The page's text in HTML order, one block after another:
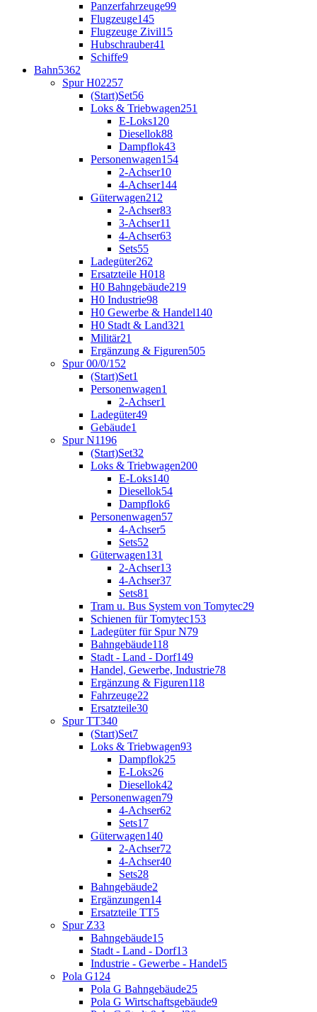
Panzerfahrzeuge99
Flugzeuge145
Flugzeuge Zivil15
Hubschrauber41
Schiffe9
Bahn5362
Spur H02257
(Start)Set56
Loks & Triebwagen251
E-Loks120
Diesellok88
Dampflok43
Personenwagen154
2-Achser10
4-Achser144
Güterwagen212
2-Achser83
3-Achser11
4-Achser63
Sets55
Ladegüter262
Ersatzteile H018
H0 Bahngebäude219
H0 Industrie98
H0 Gewerbe & Handel140
H0 Stadt & Land321
Militär21
Ergänzung & Figuren505
Spur 00/0/1 52
(Start)Set1
Personenwagen1
2-Achser1
Ladegüter49
Gebäude1
Spur N1196
(Start)Set32
Loks & Triebwagen200
E-Loks140
Diesellok54
Dampflok6
Personenwagen57
4-Achser5
Sets52
Güterwagen131
2-Achser13
4-Achser37
Sets81
Tram u. Bus System von Tomytec29
Schienen für Tomytec153
Ladegüter für Spur N79
Bahngebäude118
Stadt - Land - Dorf149
Handel, Gewerbe, Industrie78
Ergänzung & Figuren118
Fahrzeuge22
Ersatzteile30
Spur TT340
(Start)Set7
Loks & Triebwagen93
Dampflok25
E-Loks26
Diesellok42
Personenwagen79
4-Achser62
Sets17
Güterwagen140
2-Achser72
4-Achser40
Sets28
Bahngebäude2
Ergänzungen14
Ersatzteile TT5
Spur Z33
Bahngebäude15
Stadt - Land - Dorf13
Industrie - Gewerbe - Handel5
Pola G124
Pola G Bahngebäude25
Pola G Wirtschaftsgebäude9